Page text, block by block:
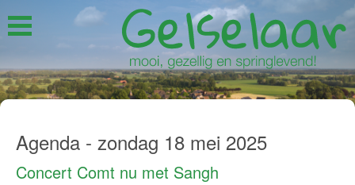
Agenda - zondag 18 mei 2025
Concert Comt nu met Sangh